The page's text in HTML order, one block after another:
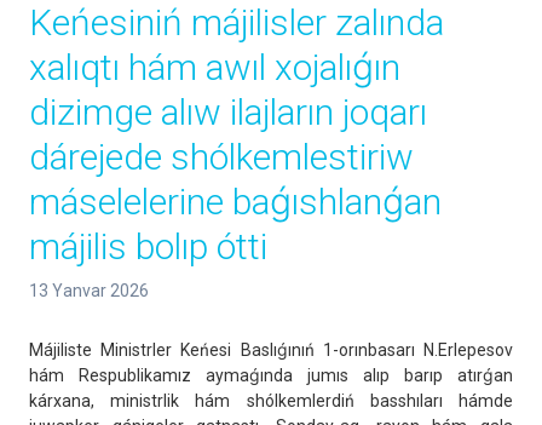
Keńesiniń májilisler zalında
xalıqtı hám awıl xojalıǵın
dizimge alıw ilajların joqarı
dárejede shólkemlestiriw
máselelerine baǵıshlanǵan
májilis bolıp ótti
13 Yanvar 2026
Májiliste Ministrler Keńesi Baslıǵınıń 1-orınbasarı N.Erlepesov
hám Respublikamız aymaǵında jumıs alıp barıp atırǵan
kárxana, ministrlik hám shólkemlerdiń basshıları hámde